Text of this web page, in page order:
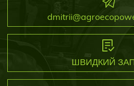
ШВИДКИЙ